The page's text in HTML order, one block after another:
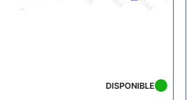
DISPONIBLE